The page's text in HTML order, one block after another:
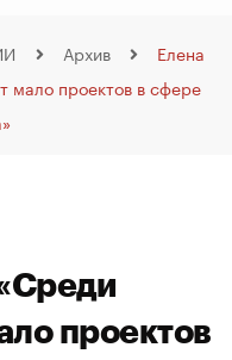
Архив
Елена
мало проектов в сфере
проектов